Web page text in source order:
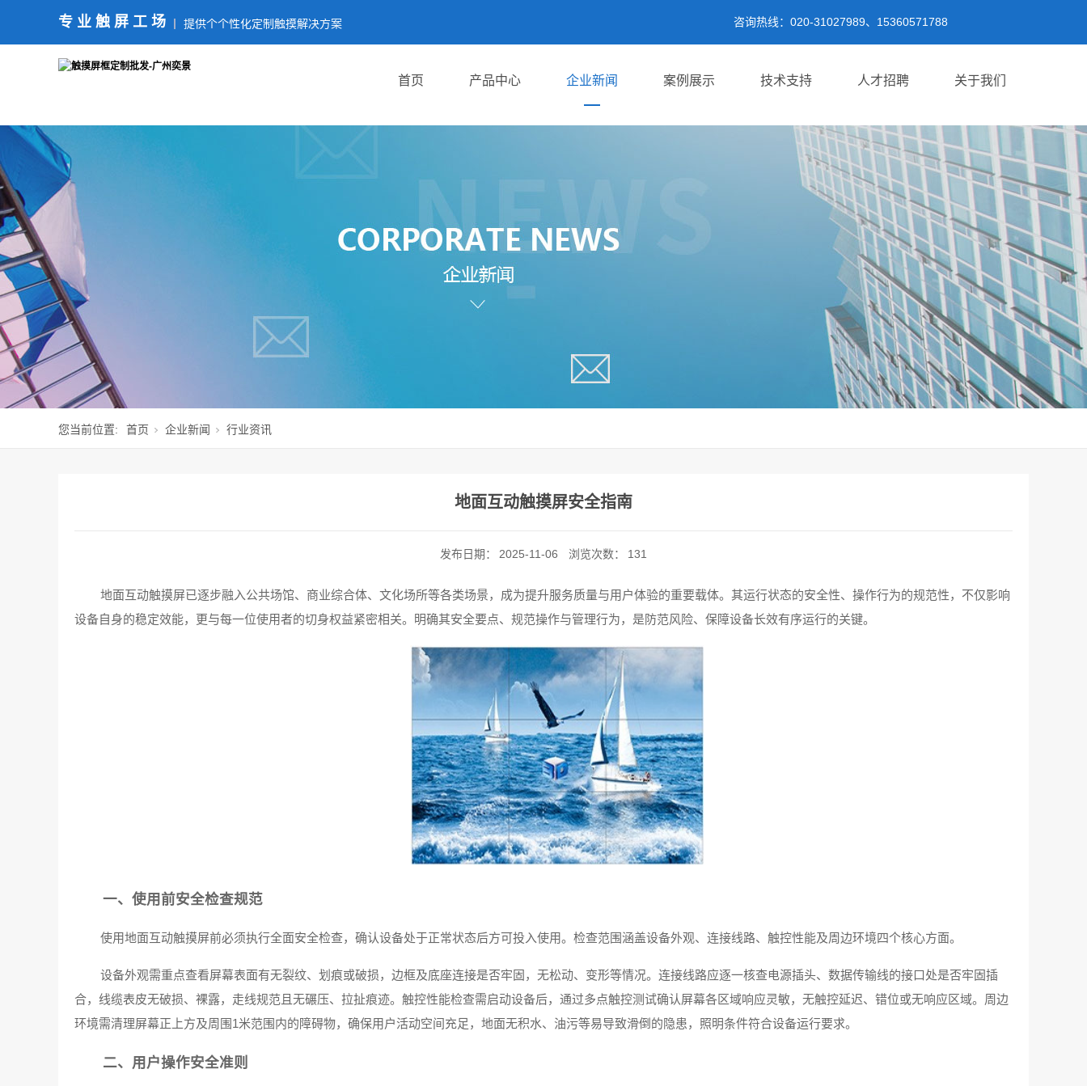
专业触屏工场 提供个个性化定制触摸解决方案 咨询热线：020-31027989、15360571788
首页 产品中心 企业新闻 案例展示 技术支持 人才招聘 关于我们
您当前位置: 首页 企业新闻 行业资讯
地面互动触摸屏安全指南
发布日期： 2025-11-06 浏览次数： 131
地面互动触摸屏已逐步融入公共场馆、商业综合体、文化场所等各类场景，成为提升服务质量与用户体验的重要载体。其运行状态的安全性、操作行为的规范性，不仅影响
设备自身的稳定效能，更与每一位使用者的切身权益紧密相关。明确其安全要点、规范操作与管理行为，是防范风险、保障设备长效有序运行的关键。
一、使用前安全检查规范
使用地面互动触摸屏前必须执行全面安全检查，确认设备处于正常状态后方可投入使用。检查范围涵盖设备外观、连接线路、触控性能及周边环境四个核心方面。
设备外观需重点查看屏幕表面有无裂纹、划痕或破损，边框及底座连接是否牢固，无松动、变形等情况。连接线路应逐一核查电源插头、数据传输线的接口处是否牢固插
合，线缆表皮无破损、裸露，走线规范且无碾压、拉扯痕迹。触控性能检查需启动设备后，通过多点触控测试确认屏幕各区域响应灵敏，无触控延迟、错位或无响应区域。周边
环境需清理屏幕正上方及周围1米范围内的障碍物，确保用户活动空间充足，地面无积水、油污等易导致滑倒的隐患，照明条件符合设备运行要求。
二、用户操作安全准则